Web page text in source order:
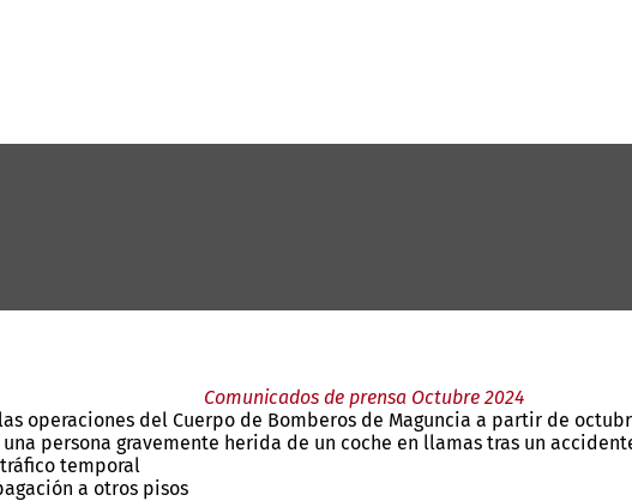
Comunicados de prensa Octubre 2024
operaciones del Cuerpo de Bomberos de Maguncia a partir de
persona gravemente herida de un coche en llamas tras un
tráfico temporal
a otros pisos